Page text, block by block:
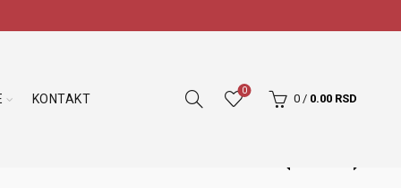
KONTAKT
0
0 / 0.00 RSD